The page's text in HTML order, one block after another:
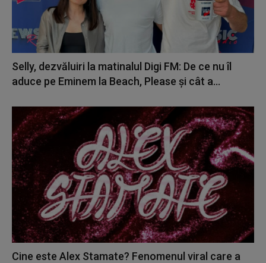
Selly, dezvăluiri la matinalul Digi FM: De ce nu îl
aduce pe Eminem la Beach, Please și cât a...
Cine este Alex Stamate? Fenomenul viral care a